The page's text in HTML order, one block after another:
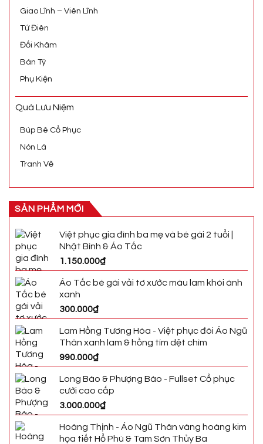
Giao Lĩnh – Viên Lĩnh
Tứ Điên
Đối Khâm
Bán Tý
Phụ Kiện
Quà Lưu Niệm
Búp Bê Cổ Phục
Nón Lá
Tranh Vẽ
SẢN PHẨM MỚI
Việt phục gia đình ba mẹ và bé gái 2 tuổi |
Nhật Bình & Áo Tấc
1.150.000₫
Áo Tấc bé gái vải tơ xước màu lam khói ánh
xanh
300.000₫
Lam Hồng Tương Hòa - Việt phục đôi Áo Ngũ
Thân xanh lam & hồng tím dệt chìm
990.000₫
Long Bào & Phượng Bào - Fullset Cổ phục
cưới cao cấp
3.000.000₫
Hoàng Thịnh - Áo Ngũ Thân vàng hoàng kim
họa tiết Hổ Phù & Tam Sơn Thủy Ba